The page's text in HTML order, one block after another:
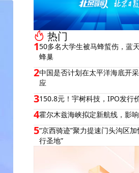
热门
150多名大学生被马蜂蜇伤，蓝
蜂巢
2中国是否计划在太平洋海底开
应
3150.8元！宇树科技，IPO发行
4霍尔木兹海峡拟定新航线，影
5“京西骑迹”聚力提速门头沟区
行圣地”